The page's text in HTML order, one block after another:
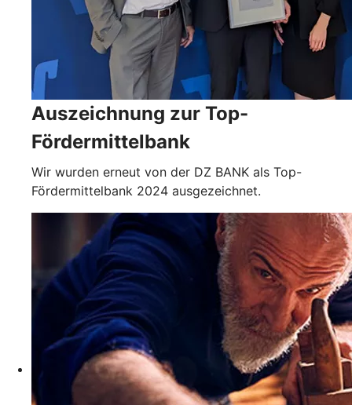
Auszeichnung zur Top-
Fördermittelbank
Wir wurden erneut von der DZ BANK als Top-
Fördermittelbank 2024 ausgezeichnet.